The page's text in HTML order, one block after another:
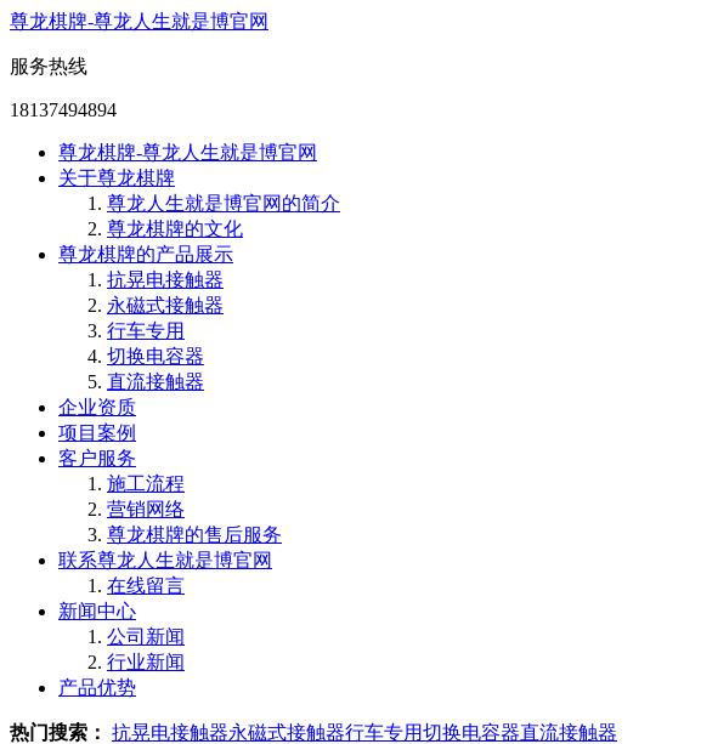
尊龙棋牌-尊龙人生就是博官网
服务热线
18137494894
尊龙棋牌-尊龙人生就是博官网
关于尊龙棋牌
尊龙人生就是博官网的简介
尊龙棋牌的文化
尊龙棋牌的产品展示
抗晃电接触器
永磁式接触器
行车专用
切换电容器
直流接触器
企业资质
项目案例
客户服务
施工流程
营销网络
尊龙棋牌的售后服务
联系尊龙人生就是博官网
在线留言
新闻中心
公司新闻
行业新闻
产品优势
热门搜索： 抗晃电接触器永磁式接触器行车专用切换电容器直流接触器